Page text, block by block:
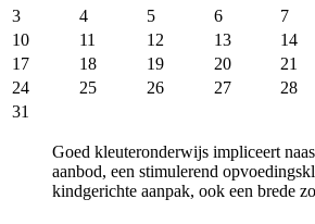
3
4 5 6 7
10
11 12 13 14
17
18 19 20 21
24
25 26 27 28
31
Goed kleuteronderwijs impliceert
aanbod, een stimulerend
kindgerichte aanpak, ook een brede